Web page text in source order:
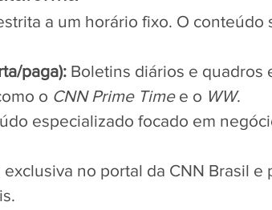
a um horário fixo. O conteúdo
paga): Boletins diários e quadros
o CNN Prime Time e o WW.
especializado focado em
exclusiva no portal da CNN Brasil e